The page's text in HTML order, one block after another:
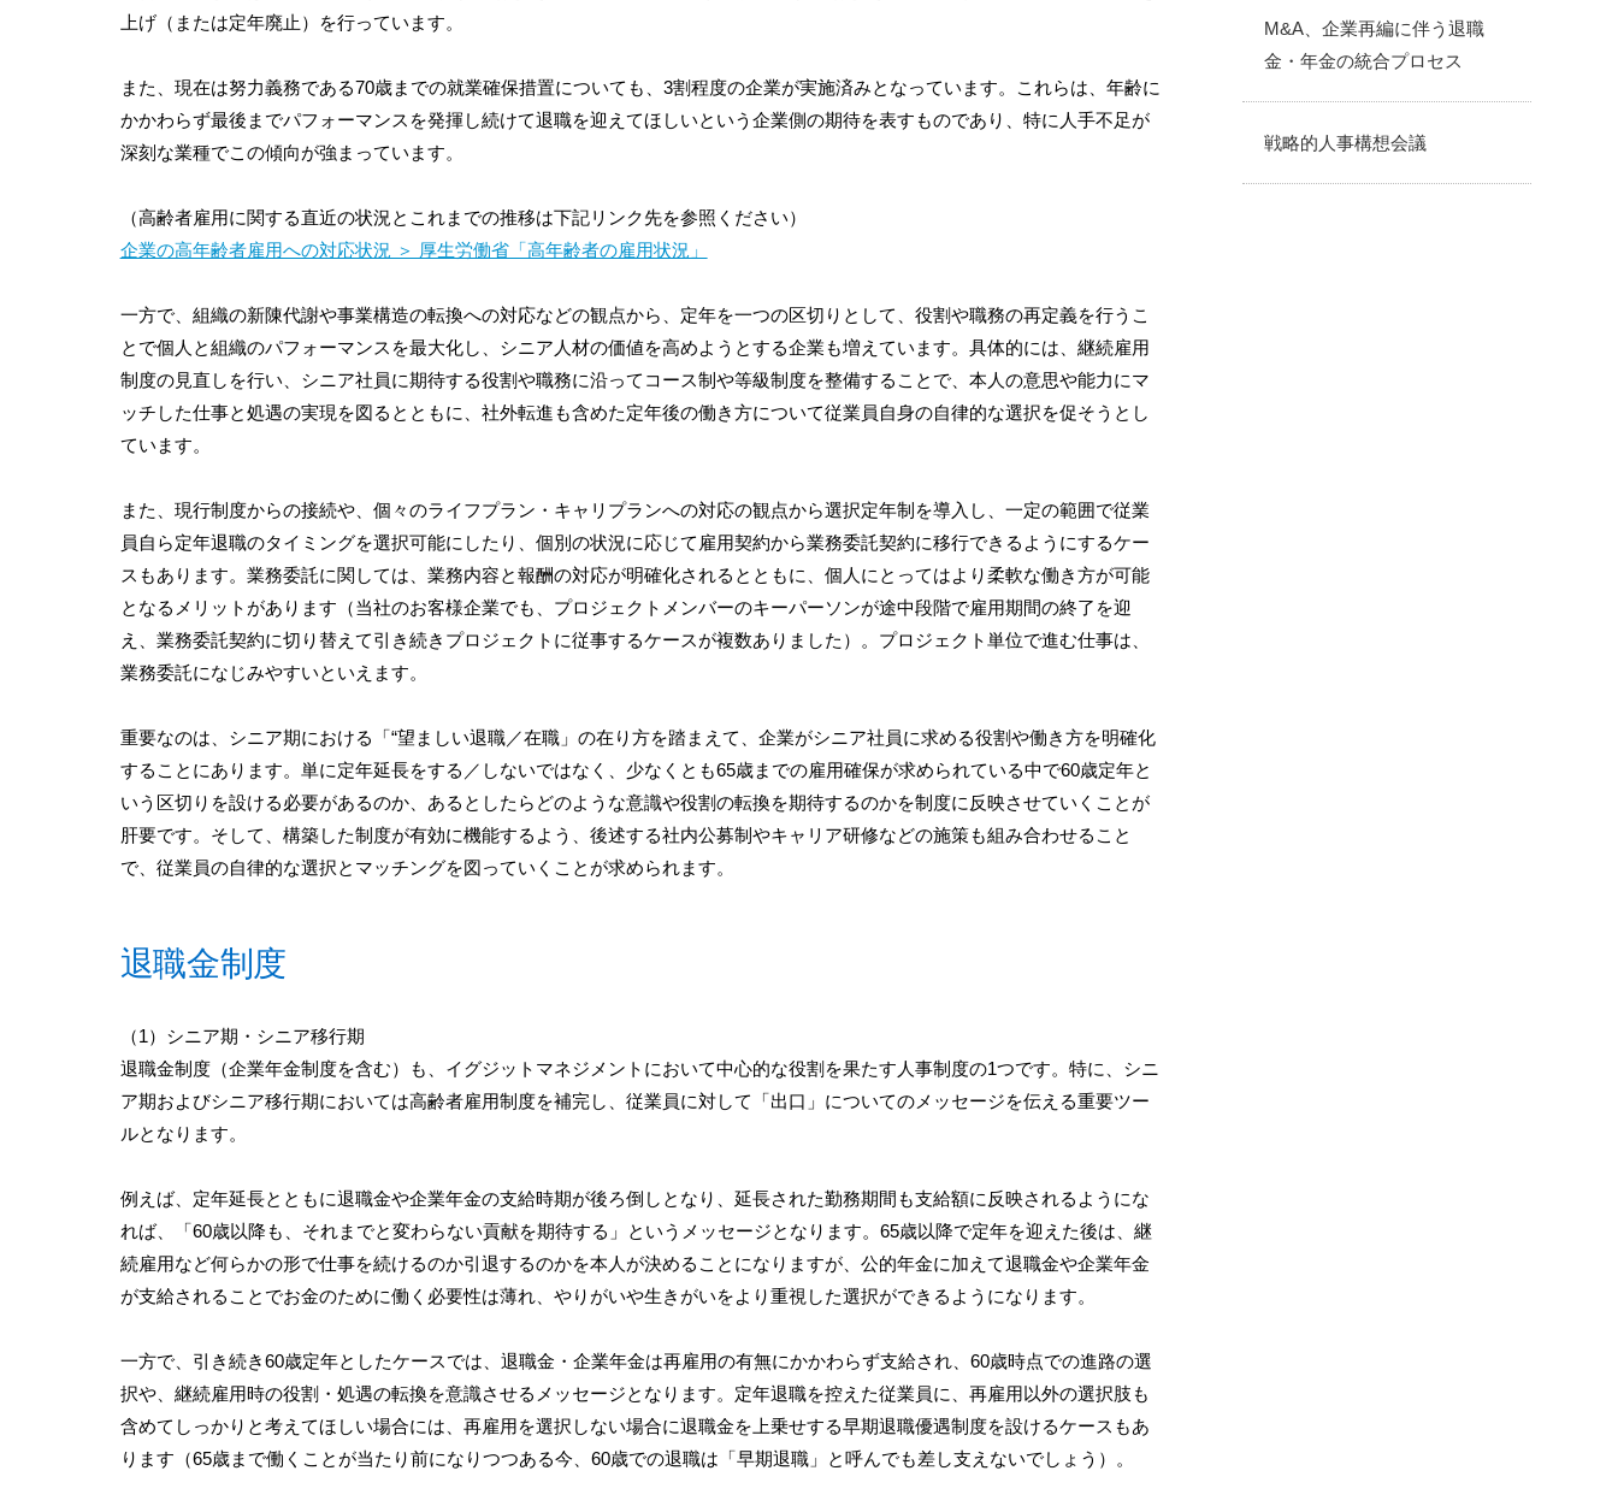
上げ（または定年廃止）を行っています。
また、現在は努力義務である70歳までの就業確保措置についても、3割程度の企業が実施済みとなっています。これらは、年齢に
かかわらず最後までパフォーマンスを発揮し続けて退職を迎えてほしいという企業側の期待を表すものであり、特に人手不足が
深刻な業種でこの傾向が強まっています。
（高齢者雇用に関する直近の状況とこれまでの推移は下記リンク先を参照ください）
企業の高年齢者雇用への対応状況 ＞ 厚生労働省「高年齢者の雇用状況」
一方で、組織の新陳代謝や事業構造の転換への対応などの観点から、定年を一つの区切りとして、役割や職務の再定義を行うこ
とで個人と組織のパフォーマンスを最大化し、シニア人材の価値を高めようとする企業も増えています。具体的には、継続雇用
制度の見直しを行い、シニア社員に期待する役割や職務に沿ってコース制や等級制度を整備することで、本人の意思や能力にマ
ッチした仕事と処遇の実現を図るとともに、社外転進も含めた定年後の働き方について従業員自身の自律的な選択を促そうとし
ています。
また、現行制度からの接続や、個々のライフプラン・キャリプランへの対応の観点から選択定年制を導入し、一定の範囲で従業
員自ら定年退職のタイミングを選択可能にしたり、個別の状況に応じて雇用契約から業務委託契約に移行できるようにするケー
スもあります。業務委託に関しては、業務内容と報酬の対応が明確化されるとともに、個人にとってはより柔軟な働き方が可能
となるメリットがあります（当社のお客様企業でも、プロジェクトメンバーのキーパーソンが途中段階で雇用期間の終了を迎
え、業務委託契約に切り替えて引き続きプロジェクトに従事するケースが複数ありました）。プロジェクト単位で進む仕事は、
業務委託になじみやすいといえます。
重要なのは、シニア期における「“望ましい退職／在職」の在り方を踏まえて、企業がシニア社員に求める役割や働き方を明確化
することにあります。単に定年延長をする／しないではなく、少なくとも65歳までの雇用確保が求められている中で60歳定年と
いう区切りを設ける必要があるのか、あるとしたらどのような意識や役割の転換を期待するのかを制度に反映させていくことが
肝要です。そして、構築した制度が有効に機能するよう、後述する社内公募制やキャリア研修などの施策も組み合わせること
で、従業員の自律的な選択とマッチングを図っていくことが求められます。
退職金制度
（1）シニア期・シニア移行期
退職金制度（企業年金制度を含む）も、イグジットマネジメントにおいて中心的な役割を果たす人事制度の1つです。特に、シニ
ア期およびシニア移行期においては高齢者雇用制度を補完し、従業員に対して「出口」についてのメッセージを伝える重要ツー
ルとなります。
例えば、定年延長とともに退職金や企業年金の支給時期が後ろ倒しとなり、延長された勤務期間も支給額に反映されるようにな
れば、「60歳以降も、それまでと変わらない貢献を期待する」というメッセージとなります。65歳以降で定年を迎えた後は、継
続雇用など何らかの形で仕事を続けるのか引退するのかを本人が決めることになりますが、公的年金に加えて退職金や企業年金
が支給されることでお金のために働く必要性は薄れ、やりがいや生きがいをより重視した選択ができるようになります。
一方で、引き続き60歳定年としたケースでは、退職金・企業年金は再雇用の有無にかかわらず支給され、60歳時点での進路の選
択や、継続雇用時の役割・処遇の転換を意識させるメッセージとなります。定年退職を控えた従業員に、再雇用以外の選択肢も
含めてしっかりと考えてほしい場合には、再雇用を選択しない場合に退職金を上乗せする早期退職優遇制度を設けるケースもあ
ります（65歳まで働くことが当たり前になりつつある今、60歳での退職は「早期退職」と呼んでも差し支えないでしょう）。
M&A、企業再編に伴う退職
金・年金の統合プロセス
戦略的人事構想会議